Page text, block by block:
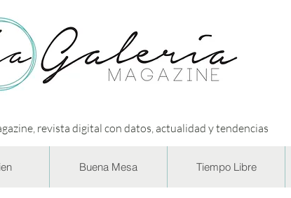
revista digital con datos, actualidad y tendencias
Buena Mesa Tiempo Libre